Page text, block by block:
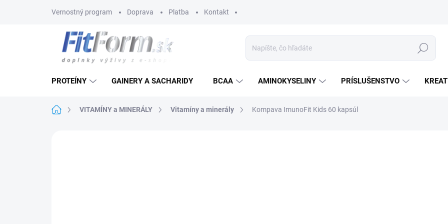
Vernostný program Doprava Platba Kontakt
Hľadať
PROTEÍNY GAINERY A SACHARIDY BCAA AMINOKYSELINY PRÍSLUŠENSTVO
DomovVITAMÍNY a MINERÁLY Vitamíny a minerály Kompava ImunoFit Kids 60 kapsúl